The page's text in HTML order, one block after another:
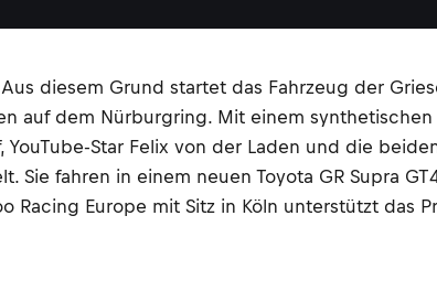
diesem Grund startet das Fahrzeug der
auf dem Nürburgring. Mit einem
Star Felix von der Laden und die
fahren in einem neuen Toyota GR Supra
Racing Europe mit Sitz in Köln unterstützt das